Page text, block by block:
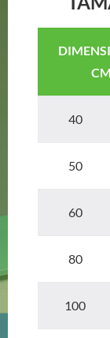
CM
40
50
60
80
100